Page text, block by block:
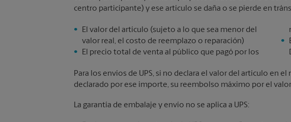
centro participante) y ese artículo se daña o se pierde en
El valor del artículo (sujeto a lo que sea menor del
valor real, el costo de reemplazo o reparación)
El precio total de venta al público que pagó por los
Para los envíos de UPS, si no declara el valor del artículo en
declarado por ese importe, su reembolso máximo por el
La garantía de embalaje y envío no se aplica a UPS: